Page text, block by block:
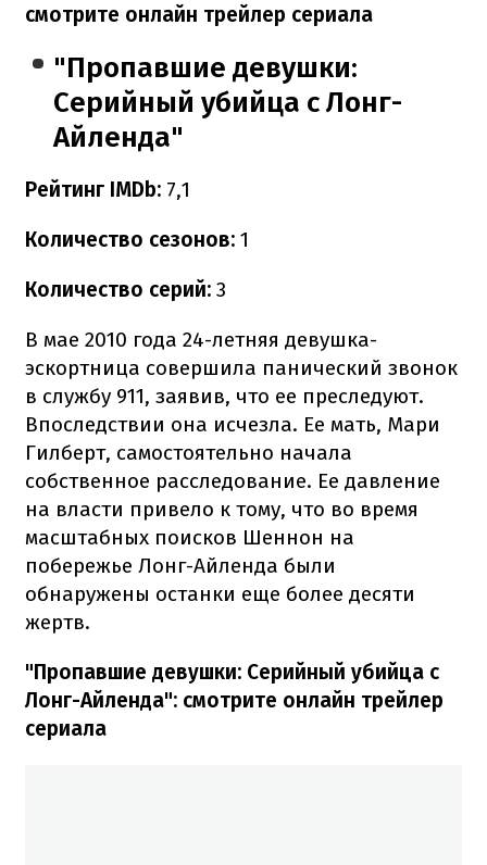
смотрите онлайн трейлер сериала
"Пропавшие девушки:
Серийный убийца с Лонг-
Айленда"
Рейтинг IMDb: 7,1
Количество сезонов: 1
Количество серий: 3
В мае 2010 года 24-летняя девушка-
эскортница совершила панический звонок
в службу 911, заявив, что ее преследуют.
Впоследствии она исчезла. Ее мать, Мари
Гилберт, самостоятельно начала
собственное расследование. Ее давление
на власти привело к тому, что во время
масштабных поисков Шеннон на
побережье Лонг-Айленда были
обнаружены останки еще более десяти
жертв.
"Пропавшие девушки: Серийный убийца с
Лонг-Айленда": смотрите онлайн трейлер
сериала